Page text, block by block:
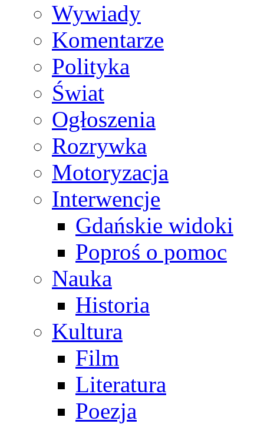
Wywiady
Komentarze
Polityka
Świat
Ogłoszenia
Rozrywka
Motoryzacja
Interwencje
Gdańskie widoki
Poproś o pomoc
Nauka
Historia
Kultura
Film
Literatura
Poezja